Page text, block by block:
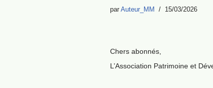
par Auteur_MM 15/03/2026
Chers abonnés,
L’Association Patrimoine et